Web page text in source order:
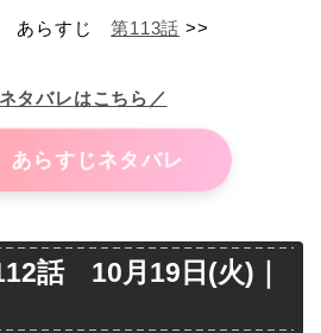
あらすじ第113話 >>
タバレはこちら／
あらすじネタバレ
話 10月19日(火)｜